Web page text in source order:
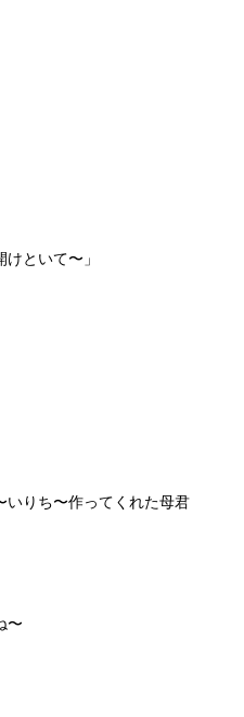
といて〜」
いりち〜作ってくれた母君
〜